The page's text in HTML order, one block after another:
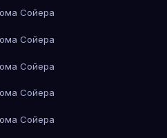
Сойера
Сойера
Сойера
Сойера
Сойера